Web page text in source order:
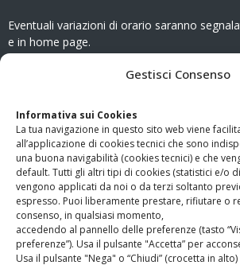
Gestisci Consenso
Informativa sui Cookies
La tua navigazione in questo sito web viene
all’applicazione di cookies tecnici che sono
una buona navigabilità (cookies tecnici) e che
default. Tutti gli altri tipi di cookies (statistici e/o
vengono applicati da noi o da terzi soltanto
espresso. Puoi liberamente prestare, rifiutare o
consenso, in qualsiasi momento,
accedendo al pannello delle preferenze (tasto
preferenze”). Usa il pulsante "Accetta” per
Usa il pulsante "Nega" o “Chiudi” (crocetta in
Eventuali variazioni di orario saranno
e in home page.
www.odg.toscana.it – testata registrata
Firenze al nr. 5208 dell’ 08.10.2002.
Giampaolo Marchini – C.F. 80005790482
LINK UTILI
PagoPA